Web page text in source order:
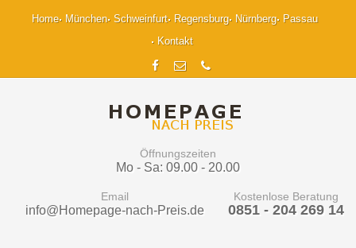
Home München Schweinfurt Regensburg Nürnberg
Passau
Kontakt
Öffnungszeiten
Mo - Sa: 09.00 - 20.00
Email
info@Homepage-nach-Preis.de
Kostenlose Beratung
0851 - 204 269 14